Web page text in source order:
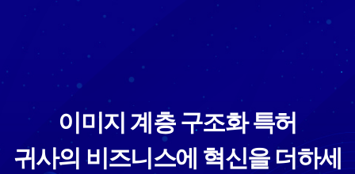
이미지 계층 구조화 특허
귀사의 비즈니스에 혁신을 더하세